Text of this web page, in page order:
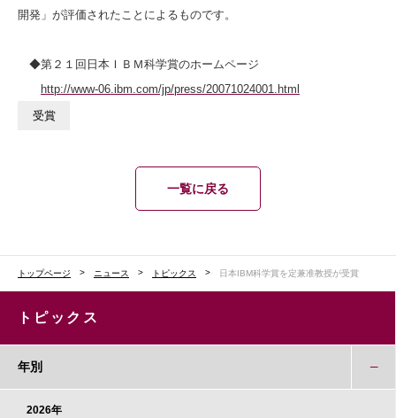
開発」が評価されたことによるものです。
◆第２１回日本ＩＢＭ科学賞のホームページ
http://www-06.ibm.com/jp/press/20071024001.html
受賞
一覧に戻る
トップページ ニュース トピックス 日本IBM科学賞を定兼准教授が受賞
トピックス
年別
2026年